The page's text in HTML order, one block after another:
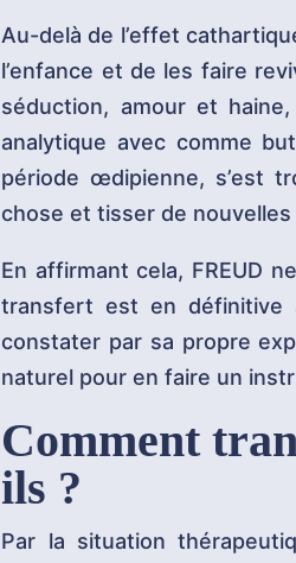
Au-delà de l’effet
l’enfance et de les faire
séduction, amour et
analytique avec comme
période œdipienne, s’est
chose et tisser de nouvelles
En affirmant cela, FREUD
transfert est en définitive
constater par sa propre
naturel pour en faire un
Comment
ils ?
Par la situation